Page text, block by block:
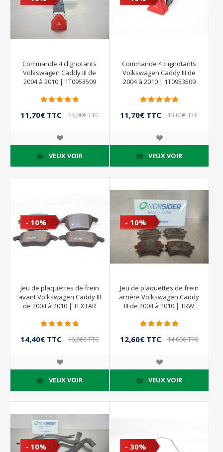
Commande 4 clignotants
Volkswagen Caddy III de
2004 à 2010 | 1T0953509
11,70€ TTC 13,00€ TTC
VEUX VOIR
Commande 4 clignotants
Volkswagen Caddy III de
2004 à 2010 | 1T0953509
11,70€ TTC 13,00€ TTC
VEUX VOIR
- 10%
Jeu de plaquettes de frein
avant Volkswagen Caddy III
de 2004 à 2010 | TEXTAR
14,40€ TTC 16,00€ TTC
VEUX VOIR
- 10%
Jeu de plaquettes de frein
arrière Volkswagen Caddy
III de 2004 à 2010 | TRW
12,60€ TTC 14,00€ TTC
VEUX VOIR
- 10% - 30%